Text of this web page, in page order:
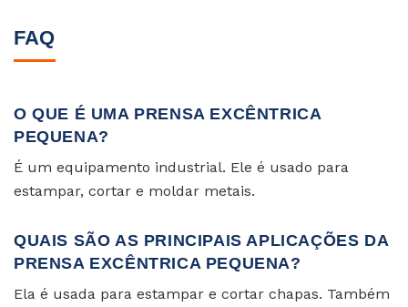
FAQ
O QUE É UMA PRENSA EXCÊNTRICA
PEQUENA?
É um equipamento industrial. Ele é usado para
estampar, cortar e moldar metais.
QUAIS SÃO AS PRINCIPAIS APLICAÇÕES DA
PRENSA EXCÊNTRICA PEQUENA?
Ela é usada para estampar e cortar chapas. Também